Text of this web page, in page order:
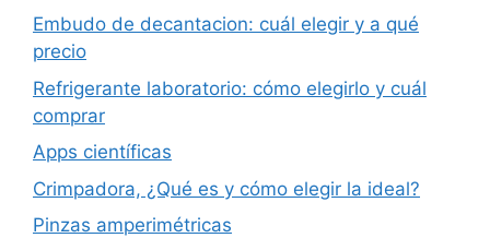
Embudo de decantacion: cuál elegir y a qué
precio
Refrigerante laboratorio: cómo elegirlo y cuál
comprar
Apps científicas
Crimpadora, ¿Qué es y cómo elegir la ideal?
Pinzas amperimétricas